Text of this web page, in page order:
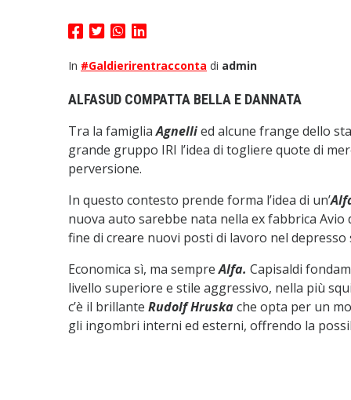
In #Galdierirentracconta di admin
ALFASUD COMPATTA BELLA E DANNATA
Tra la famigliaAgnellied alcune frange dello
grande gruppo IRI l’idea di togliere quote di
perversione.
In questo contesto prende forma l’idea di un’
nuova auto sarebbe nata nella ex fabbrica
fine di creare nuovi posti di lavoro nel depresso
Economica sì, ma sempreAlfa. Capisaldi
livello superiore e stile aggressivo, nella più
c’è il brillante Rudolf Hruskache opta per un
gli ingombri interni ed esterni, offrendo la